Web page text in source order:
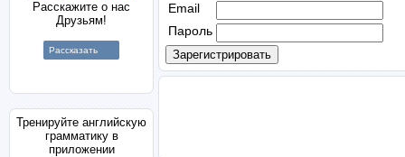
Расскажите о нас
Друзьям!
Рассказать
Тренируйте английскую
грамматику в
приложении
Email
Пароль